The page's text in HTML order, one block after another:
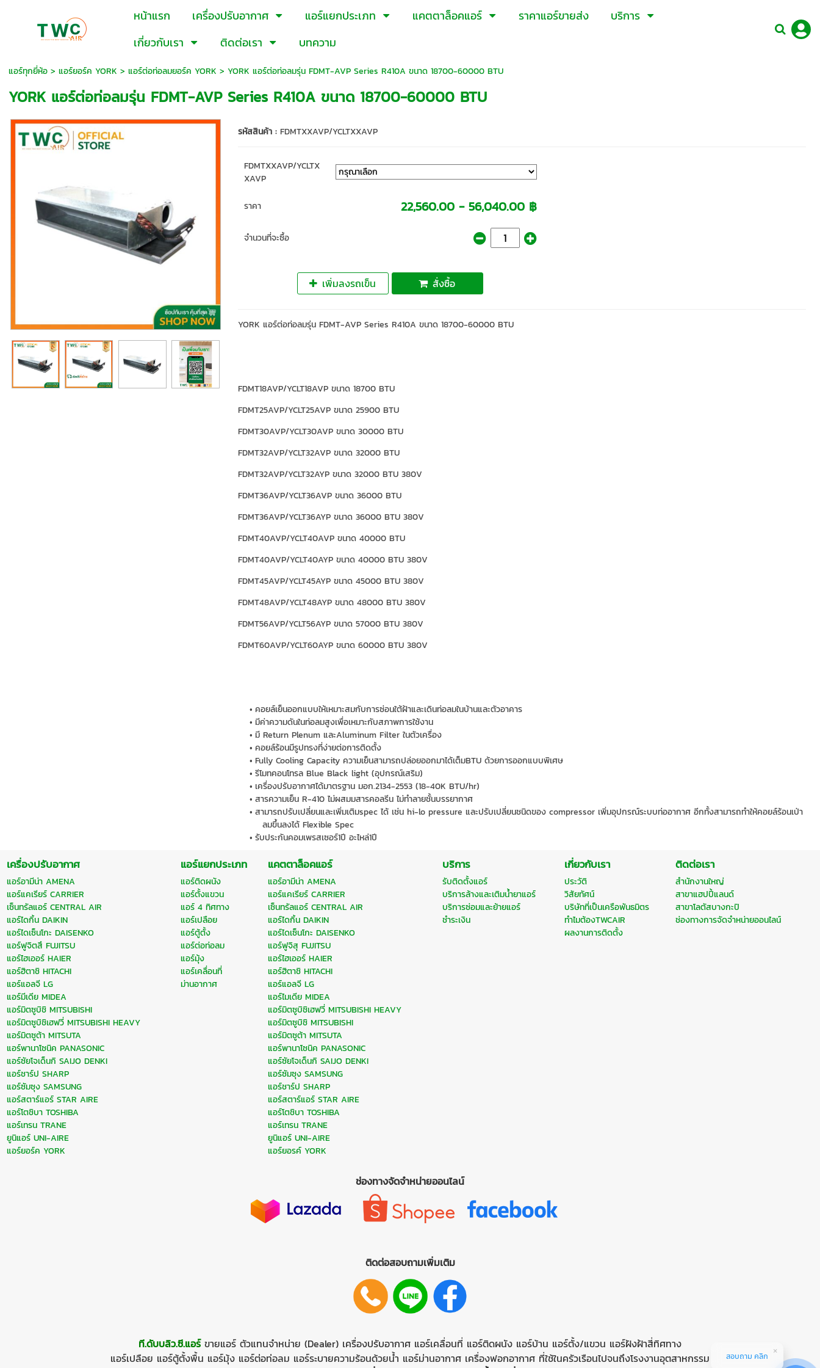
หน้าแรก เครื่องปรับอากาศ แอร์แยกประเภท แคตตาล็อคแอร์ ราคาแอร์ขายส่ง
บริการ
เกี่ยวกับเรา
ติดต่อเรา บทความ
แอร์ทุกยี่ห้อ> แอร์ยอร์ค YORK > แอร์ต่อท่อลมยอร์ค YORK > YORK แอร์ต่อท่อลมรุ่น FDMT-AVP Series R410A ขนาด 18700-60000 BTU
YORK แอร์ต่อท่อลมรุ่น FDMT-AVP Series R410A ขนาด 18700-60000 BTU
รหัสสินค้า : FDMTXXAVP/YCLTXXAVP
FDMTXXAVP/YCLTX
XAVP
ราคา 22,560.00 - 56,040.00 ฿
จำนวนที่จะซื้อ
เพิ่มลงรถเข็น สั่งซื้อ
YORK แอร์ต่อท่อลมรุ่น FDMT-AVP Series R410A ขนาด 18700-60000 BTU
FDMT18AVP/YCLT18AVP ขนาด 18700 BTU
FDMT25AVP/YCLT25AVP ขนาด 25900 BTU
FDMT30AVP/YCLT30AVP ขนาด 30000 BTU
FDMT32AVP/YCLT32AVP ขนาด 32000 BTU
FDMT32AVP/YCLT32AYP ขนาด 32000 BTU 380V
FDMT36AVP/YCLT36AVP ขนาด 36000 BTU
FDMT36AVP/YCLT36AYP ขนาด 36000 BTU 380V
FDMT40AVP/YCLT40AVP ขนาด 40000 BTU
FDMT40AVP/YCLT40AYP ขนาด 40000 BTU 380V
FDMT45AVP/YCLT45AYP ขนาด 45000 BTU 380V
FDMT48AVP/YCLT48AYP ขนาด 48000 BTU 380V
FDMT56AVP/YCLT56AYP ขนาด 57000 BTU 380V
FDMT60AVP/YCLT60AYP ขนาด 60000 BTU 380V
คอยล์เย็นออกแบบให้เหมาะสมกับการซ่อนใต้ฝ้าและเดินท่อลมในบ้านและตัวอาคาร
มีค่าความดันในท่อลมสูงเพื่อเหมาะกับสภาพการใช้งาน
มี Return Plenum และAluminum Filter ในตัวเครื่อง
คอยล์ร้อนมีรูปทรงที่ง่ายต่อการติดตั้ง
Fully Cooling Capacity ความเย็นสามารถปล่อยออกมาได้เต็มBTU ด้วยการออกแบบพิเศษ
รีโมทคอนโทรล Blue Black light (อุปกรณ์เสริม)
เครื่องปรับอากาศได้มาตรฐาน มอก.2134-2553 (18-40K BTU/hr)
สารความเย็น R-410 ไม่ผสมมสารคอลรีน ไม่ทำลายชั้นบรรยากาศ
สามารถปรับเปลี่ยนและเพิ่มเติมspec ได้ เช่น hi-lo pressure และปรับเปลี่ยนชนิดของ compressor เพิ่มอุปกรณ์ระบบท่ออากาศ อีกทั้งสามารถทำให้คอยล์ร้อนเป่า
ลมขึ้นลงได้ Flexible Spec
รับประกันคอมเพรสเซอร์1ปี อะไหล่1ปี
เครื่องปรับอากาศ
แอร์อามีน่า AMENA
แอร์แคเรียร์ CARRIER
เซ็นทรัลแอร์ CENTRAL AIR
แอร์ไดกิ้น DAIKIN
แอร์ไดเซ็นโกะ DAISENKO
แอร์ฟูจิตสึ FUJITSU
แอร์ไฮเออร์ HAIER
แอร์ฮิตาชิ HITACHI
แอร์แอลจี LG
แอร์มีเดีย MIDEA
แอร์มิตซูบิชิ MITSUBISHI
แอร์มิตซูบิชิเฮฟวี่ MITSUBISHI HEAVY
แอร์มิตซูต้า MITSUTA
แอร์พานาโซนิค PANASONIC
แอร์ซัยโจเด็นกิ SAIJO DENKI
แอร์ชาร์ป SHARP
แอร์ซัมซุง SAMSUNG
แอร์สตาร์แอร์ STAR AIRE
แอร์โตชิบา TOSHIBA
แอร์เทรน TRANE
ยูนิแอร์ UNI-AIRE
แอร์ยอร์ค YORK
แอร์แยกประเภท
แอร์ติดผนัง
แอร์ตั้งแขวน
แอร์ 4 ทิศทาง
แอร์เปลือย
แอร์ตู้ตั้ง
แอร์ต่อท่อลม
แอร์มุ้ง
แอร์เคลื่อนที่
ม่านอากาศ
แคตตาล็อคแอร์
แอร์อามีน่า AMENA
แอร์แคเรียร์ CARRIER
เซ็นทรัลแอร์ CENTRAL AIR
แอร์ไดกิ้น DAIKIN
แอร์ไดเซ็นโกะ DAISENKO
แอร์ฟูจิสุ FUJITSU
แอร์ไฮเออร์ HAIER
แอร์ฮิตาชิ HITACHI
แอร์แอลจี LG
แอร์ไมเดีย MIDEA
แอร์มิตซูบิชิเฮฟวี่ MITSUBISHI HEAVY
แอร์มิตซูบิชิ MITSUBISHI
แอร์มิตซูต้า MITSUTA
แอร์พานาโซนิค PANASONIC
แอร์ซัยโจเด็นกิ SAIJO DENKI
แอร์ซัมซุง SAMSUNG
แอร์ชาร์ป SHARP
แอร์สตาร์แอร์ STAR AIRE
แอร์โตชิบา TOSHIBA
แอร์เทรน TRANE
ยูนิแอร์ UNI-AIRE
แอร์ยอรค์ YORK
บริการ
รับติดตั้งแอร์
บริการล้างและเติมน้ำยาแอร์
บริการซ่อมและย้ายแอร์
ชำระเงิน
เกี่ยวกับเรา
ประวัติ
วิสัยทัศน์
บริษัทที่เป็นเครือพันธมิตร
ทำไมต้องTWCAIR
ผลงานการติดตั้ง
ติดต่อเรา
สำนักงานใหญ่
สาขาแฮปปี้แลนด์
สาขาโลตัสบางกะปิ
ช่องทางการจัดจำหน่ายออนไลน์
ช่องทางจัดจำหน่ายออนไลน์
ติดต่อสอบถามเพิ่มเติม
ที.ดับบลิว.ซี.แอร์ ขายแอร์ ตัวแทนจำหน่าย (Dealer) เครื่องปรับอากาศ แอร์เคลื่อนที่ แอร์ติดผนัง แอร์บ้าน แอร์ตั้ง/แขวน แอร์ฝังฝ้าสี่ทิศทาง
แอร์เปลือย แอร์ตู้ตั้งพื้น แอร์มุ้ง แอร์ต่อท่อลม แอร์ระบายความร้อนด้วยนํ้า แอร์ม่านอากาศ เครื่องฟอกอากาศ ที่ใช้ในครัวเรือนไปจนถึงโรงงานอุตสาหกรรม
สอบถาม คลิก